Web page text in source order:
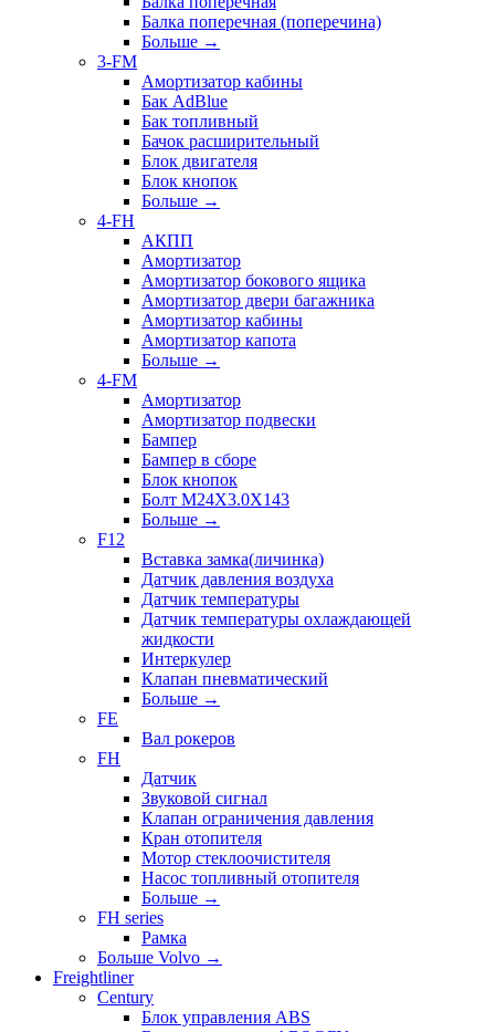
Балка поперечная (поперечина)
Больше →
3-FM
Амортизатор кабины
Бак AdBlue
Бак топливный
Бачок расширительный
Блок двигателя
Блок кнопок
Больше →
4-FH
АКПП
Амортизатор
Амортизатор бокового ящика
Амортизатор двери багажника
Амортизатор кабины
Амортизатор капота
Больше →
4-FM
Амортизатор
Амортизатор подвески
Бампер
Бампер в сборе
Блок кнопок
Болт M24X3.0X143
Больше →
F12
Вставка замка(личинка)
Датчик давления воздуха
Датчик температуры
Датчик температуры охлаждающей
жидкости
Интеркулер
Клапан пневматический
Больше →
FE
Вал рокеров
FH
Датчик
Звуковой сигнал
Клапан ограничения давления
Кран отопителя
Мотор стеклоочистителя
Насос топливный отопителя
Больше →
FH series
Рамка
Больше Volvo →
Freightliner
Century
Блок управления ABS